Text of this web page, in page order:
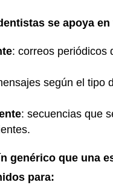
se apoya
: correos periódicos
según el tipo
: secuencias que
genérico que una
para: